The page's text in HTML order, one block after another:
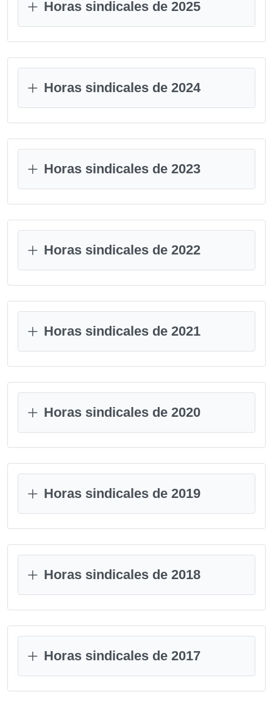
Horas sindicales de 2025
Horas sindicales de 2024
Horas sindicales de 2023
Horas sindicales de 2022
Horas sindicales de 2021
Horas sindicales de 2020
Horas sindicales de 2019
Horas sindicales de 2018
Horas sindicales de 2017